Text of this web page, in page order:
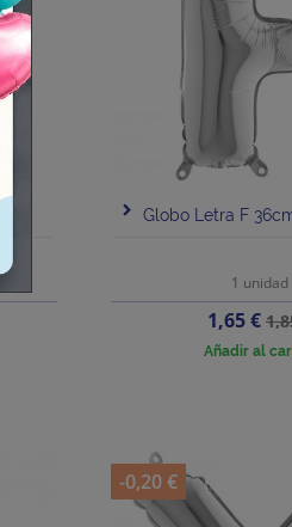
Globo Letra F
1 unidad
Precio
1,65 €
Añadir al
-0,20 €